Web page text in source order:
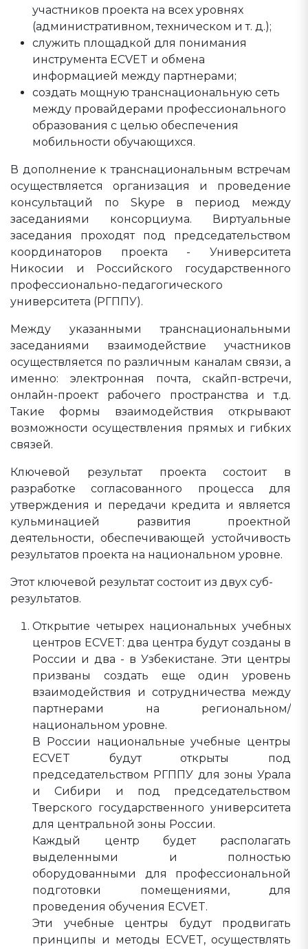
участников проекта на всех уровнях
(административном, техническом и т. д.);
служить площадкой для понимания
инструмента ECVET и обмена
информацией между партнерами;
создать мощную транснациональную сеть
между провайдерами профессионального
образования с целью обеспечения
мобильности обучающихся.
В дополнение к транснациональным встречам
осуществляется организация и проведение
консультаций по Skype в период между
заседаниями консорциума. Виртуальные
заседания проходят под председательством
координаторов проекта - Университета
Никосии и Российского государственного
профессионально-педагогического
университета (РГППУ).
Между указанными транснациональными
заседаниями взаимодействие участников
осуществляется по различным каналам связи, а
именно: электронная почта, скайп-встречи,
онлайн-проект рабочего пространства и т.д.
Такие формы взаимодействия открывают
возможности осуществления прямых и гибких
связей.
Ключевой результат проекта состоит в
разработке согласованного процесса для
утверждения и передачи кредита и является
кульминацией развития проектной
деятельности, обеспечивающей устойчивость
результатов проекта на национальном уровне.
Этот ключевой результат состоит из двух суб-
результатов.
Открытие четырех национальных учебных
центров ECVET: два центра будут созданы в
России и два - в Узбекистане. Эти центры
призваны создать еще один уровень
взаимодействия и сотрудничества между
партнерами на региональном/
национальном уровне.
В России национальные учебные центры
ECVET будут открыты под
председательством РГППУ для зоны Урала
и Сибири и под председательством
Тверского государственного университета
для центральной зоны России.
Каждый центр будет располагать
выделенными и полностью
оборудованными для профессиональной
подготовки помещениями, для
проведения обучения ECVET.
Эти учебные центры будут продвигать
принципы и методы ECVET, осуществлять